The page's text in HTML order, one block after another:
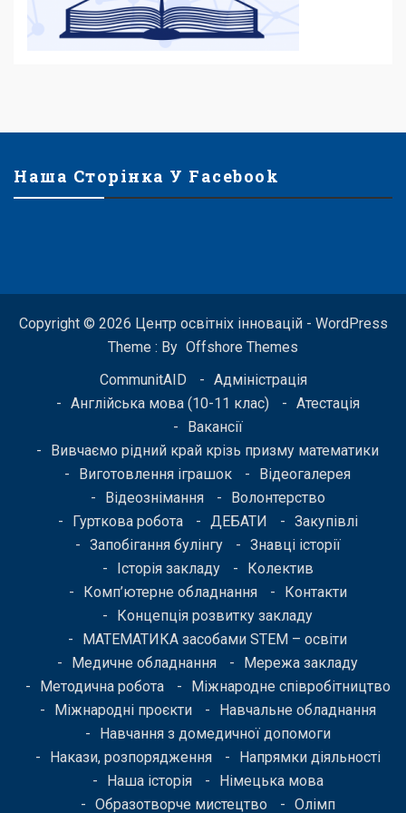
Наша Сторінка У Facebook
Copyright © 2026 Центр освітніх інновацій - WordPress
Theme : By Offshore Themes
CommunitAID
Адміністрація
Англійська мова (10-11 клас)
Атестація
Вакансії
Вивчаємо рідний край крізь призму математики
Виготовлення іграшок
Відеогалерея
Відеознімання
Волонтерство
Гурткова робота
ДЕБАТИ
Закупівлі
Запобігання булінгу
Знавці історії
Історія закладу
Колектив
Комп’ютерне обладнання
Контакти
Концепція розвитку закладу
МАТЕМАТИКА засобами STEM – освіти
Медичне обладнання
Мережа закладу
Методична робота
Міжнародне співробітництво
Міжнародні проєкти
Навчальне обладнання
Навчання з домедичної допомоги
Накази, розпорядження
Напрямки діяльності
Наша історія
Німецька мова
Образотворче мистецтво
Олімп